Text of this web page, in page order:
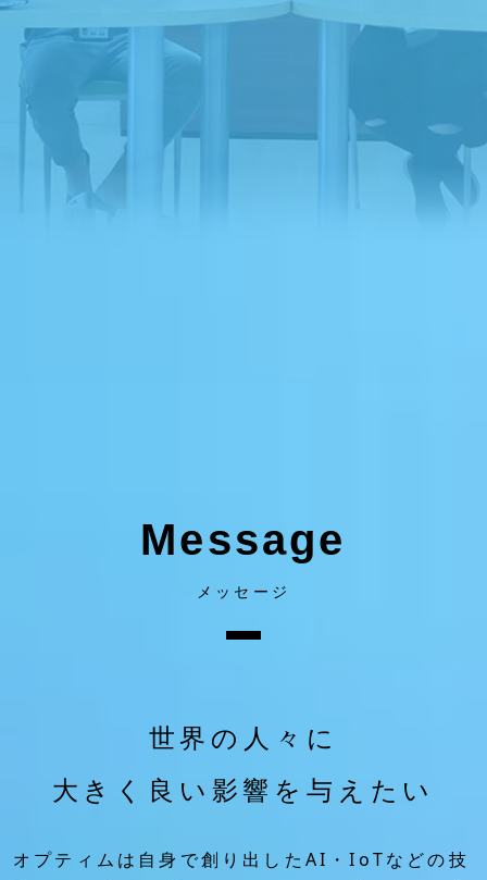
Message
メッセージ
世界の人々に
大きく良い影響を与えたい
オプティムは自身で創り出したAI・IoTなどの技